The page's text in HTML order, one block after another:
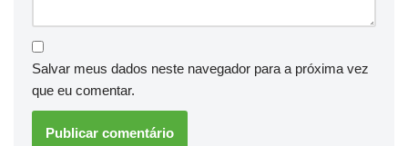
Salvar meus dados neste navegador para a próxima vez
que eu comentar.